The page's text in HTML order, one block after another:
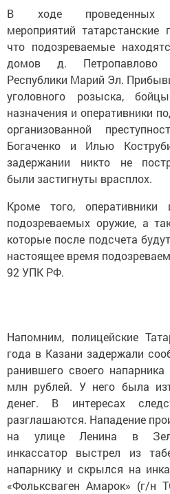
В ходе проведенных
мероприятий татарстанские
что подозреваемые
домов д. Петропавлово
Республики Марий Эл.
уголовного розыска,
назначения и оперативники
организованной
Богаченко и Илью
задержании никто не
были застигнуты врасплох.
Кроме того,
подозреваемых оружие, а
которые после подсчета
настоящее время
92 УПК РФ.
Напомним, полицейские
года в Казани задержали
ранившего своего
млн рублей. У него была
денег. В интересах
разглашаются. Нападение
на улице Ленина в
инкассатор выстрел из
напарнику и скрылся на
«Фольксваген Амарок» (г/н